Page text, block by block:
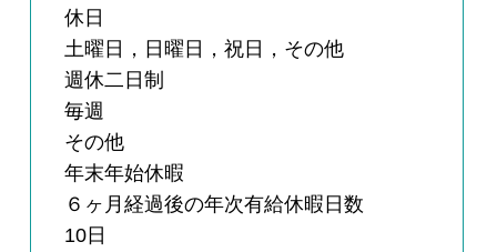
休日
土曜日，日曜日，祝日，その他
週休二日制
毎週
その他
年末年始休暇
６ヶ月経過後の年次有給休暇日数
10日